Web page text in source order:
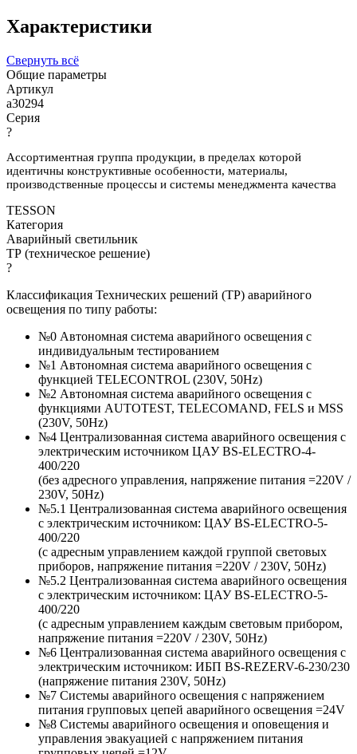
Характеристики
Свернуть всё
Общие параметры
Артикул
a30294
Серия
?
Ассортиментная группа продукции, в пределах которой
идентичны конструктивные особенности, материалы,
производственные процессы и системы менеджмента качества
TESSON
Категория
Аварийный светильник
ТР (техническое решение)
?
Классификация Технических решений (ТР) аварийного
освещения по типу работы:
№0 Автономная система аварийного освещения с
индивидуальным тестированием
№1 Автономная система аварийного освещения с
функцией TELECONTROL (230V, 50Hz)
№2 Автономная система аварийного освещения с
функциями AUTOTEST, TELECOMAND, FELS и MSS
(230V, 50Hz)
№4 Централизованная система аварийного освещения с
электрическим источником ЦАУ BS-ELECTRO-4-
400/220
(без адресного управления, напряжение питания =220V /
230V, 50Hz)
№5.1 Централизованная система аварийного освещения
с электрическим источником: ЦАУ BS-ELEСTRO-5-
400/220
(c адресным управлением каждой группой световых
приборов, напряжение питания =220V / 230V, 50Hz)
№5.2 Централизованная система аварийного освещения
с электрическим источником: ЦАУ BS-ELEСTRO-5-
400/220
(c адресным управлением каждым световым прибором,
напряжение питания =220V / 230V, 50Hz)
№6 Централизованная система аварийного освещения с
электрическим источником: ИБП BS-REZERV-6-230/230
(напряжение питания 230V, 50Hz)
№7 Системы аварийного освещения с напряжением
питания групповых цепей аварийного освещения =24V
№8 Системы аварийного освещения и оповещения и
управления эвакуацией с напряжением питания